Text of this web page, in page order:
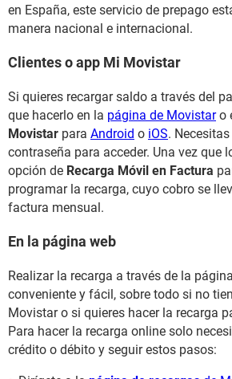
en España, este servicio de prepago
manera nacional e internacional.
Clientes o app Mi Movistar
Si quieres recargar saldo a través del
que hacerlo en la página de Movistaro
Movistar para Android o iOS.
contraseña para acceder. Una vez que
opción de Recarga Móvil en Factura
programar la recarga, cuyo cobro se
factura mensual.
En la página web
Realizar la recarga a través de la
conveniente y fácil, sobre todo si no
Movistar o si quieres hacer la recarga
Para hacer la recarga online solo
crédito o débito y seguir estos pasos: